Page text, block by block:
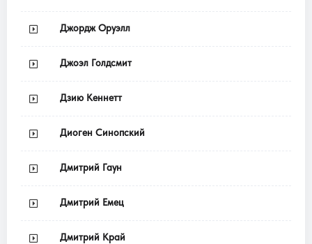
Джордж Оруэлл
Джоэл Голдсмит
Дзию Кеннетт
Диоген Синопский
Дмитрий Гаун
Дмитрий Емец
Дмитрий Край